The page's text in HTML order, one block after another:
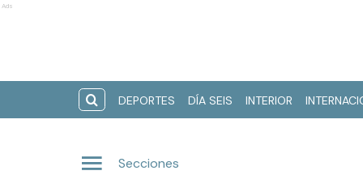
Ads
DEPORTES DÍA SEIS INTERIOR
Secciones